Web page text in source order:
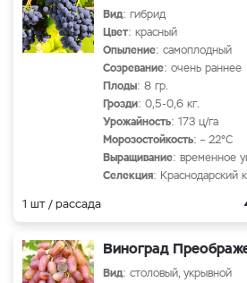
Вид: гибрид
Цвет: красный
Опыление: самоплодный
Созревание: очень раннее
Плоды: 8 гр.
Грозди: 0,5-0,6 кг.
Урожайность: 173 ц/га
Морозостойкость: – 22°С
Выращивание: временное
Селекция: Краснодарский
1 шт / рассада
Виноград
Вид: столовый, укрывной